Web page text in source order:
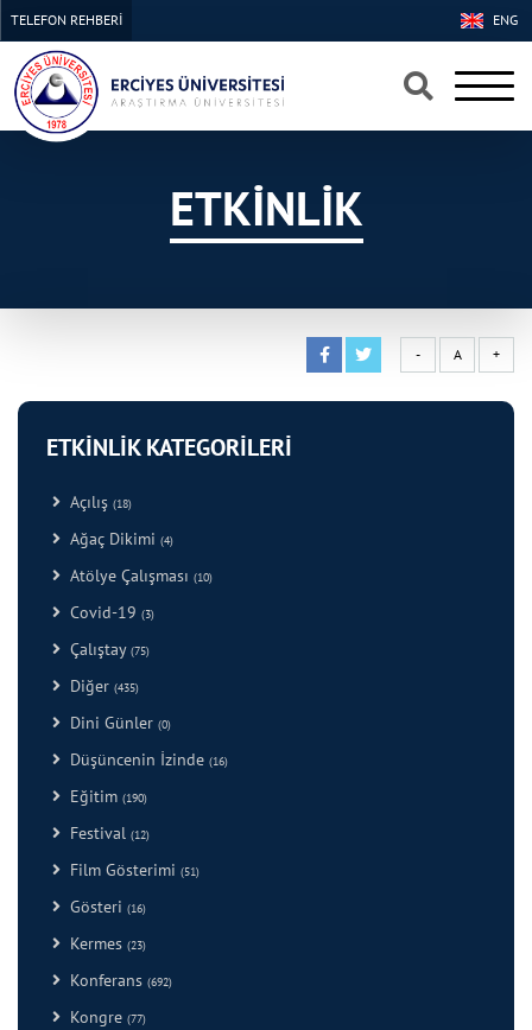
×
×
ENG
TELEFON REHBERİ
ETKİNLİK
- A +
ETKİNLİK KATEGORİLERİ
Açılış (18)
Ağaç Dikimi (4)
Atölye Çalışması (10)
Covid-19 (3)
Çalıştay (75)
Diğer (435)
Dini Günler (0)
Düşüncenin İzinde (16)
Eğitim (190)
Festival (12)
Film Gösterimi (51)
Gösteri (16)
Kermes (23)
Konferans (692)
Kongre (77)